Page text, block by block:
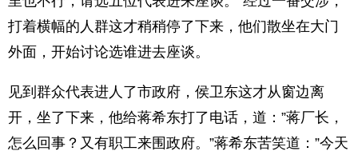
打着横幅的人群这才稍稍停了下来，他们散坐在大门
外面，开始讨论选谁进去座谈。
见到群众代表进人了市政府，侯卫东这才从窗边离
开，坐了下来，他给蒋希东打了电话，道：”蒋厂长，
怎么回事？又有职工来围政府。”蒋希东苦笑道：”今天